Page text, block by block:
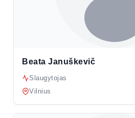
Beata Januškevič
Slaugytojas
Vilnius